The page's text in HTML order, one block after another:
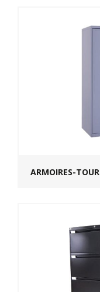
ARMOIRES-TOUR